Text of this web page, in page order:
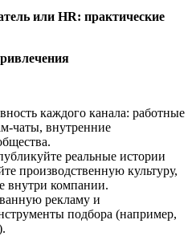
или HR: практические
каждого канала: работные
чаты, внутренние
реальные истории
производственную культуру,
внутри компании.
рекламу и
подбора (например,